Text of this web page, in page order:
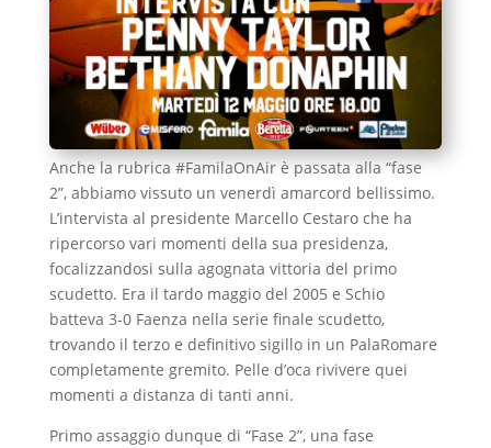
Anche la rubrica #FamilaOnAir è passata alla “fase
2”, abbiamo vissuto un venerdì amarcord bellissimo.
L’intervista al presidente Marcello Cestaro che ha
ripercorso vari momenti della sua presidenza,
focalizzandosi sulla agognata vittoria del primo
scudetto. Era il tardo maggio del 2005 e Schio
batteva 3-0 Faenza nella serie finale scudetto,
trovando il terzo e definitivo sigillo in un PalaRomare
completamente gremito. Pelle d’oca rivivere quei
momenti a distanza di tanti anni.
Primo assaggio dunque di “Fase 2”, una fase